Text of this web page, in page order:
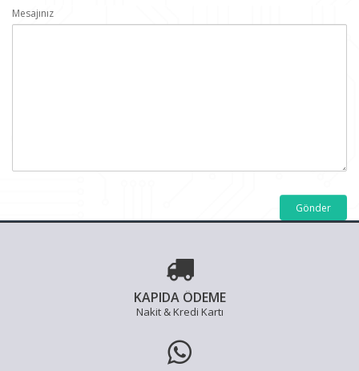
Mesajınız
KAPIDA ÖDEME
Nakit & Kredi Kartı